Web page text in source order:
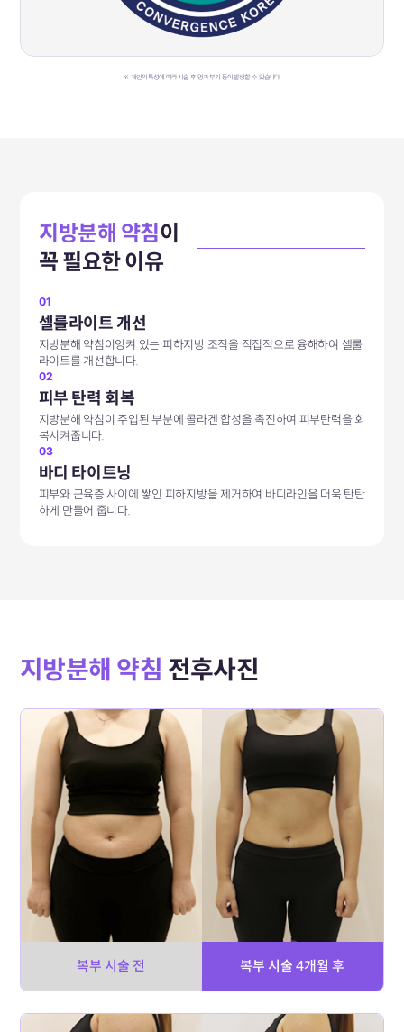
※ 개인의 특성에 띠라 시술 후 멍과 부기 등이 발생할 수 있습니다.
지방분해 약침이
꼭 필요한 이유
01
셀룰라이트 개선
지방분해 약침이​엉켜 있는 피하지방 조직을 직접적으로 융해하여 셀룰
라이트를 개선합니다.
02
피부 탄력 회복
지방분해 약침이​ 주입된 부분에 콜라겐 합성을 촉진하여 피부탄력을 회
복시켜줍니다.
03
바디 타이트닝
피부와 근육층 사이에 쌓인 피하지방을 제거하여 바디라인을 더욱 탄탄
하게 만들어 줍니다.
지방분해 약침 전후사진
복부 시술 전 복부 시술 4개월 후